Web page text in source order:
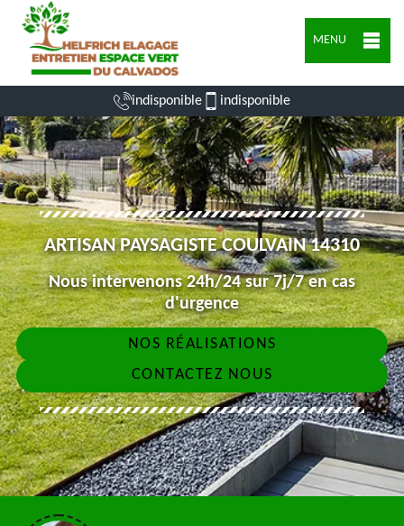
MENU
indisponible indisponible
ARTISAN PAYSAGISTE COULVAIN 14310
Nous intervenons 24h/24 sur 7j/7 en cas
d'urgence
NOS RÉALISATIONS
CONTACTEZ NOUS